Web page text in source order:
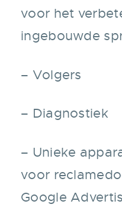
voor het
ingebouwde
– Volgers
– Diagnostiek
– Unieke
voor
Google